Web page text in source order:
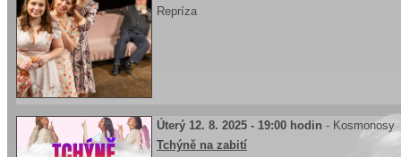
Repríza
Úterý 12. 8. 2025 - 19:00 hodin - Kosmonosy
Tchýně na zabití